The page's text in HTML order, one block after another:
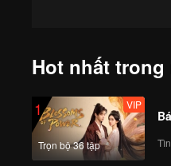
Hot nhất trong
1
Trọn bộ 36 tập
VIP